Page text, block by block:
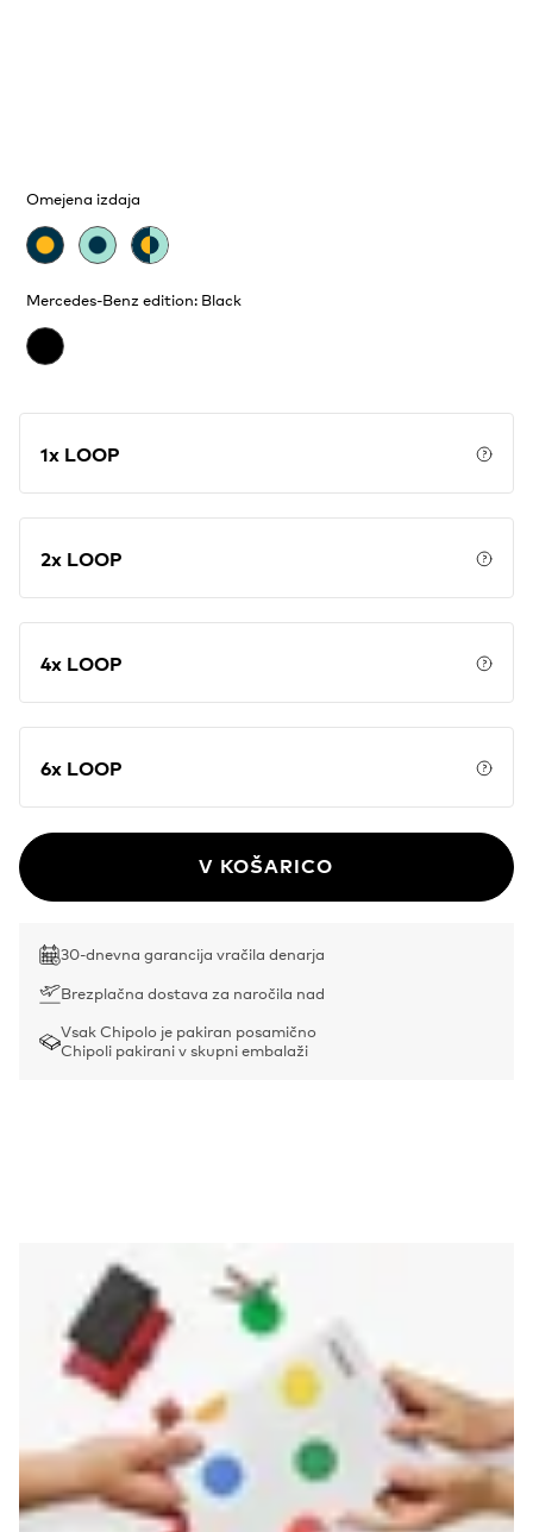
Omejena izdaja
Mercedes-Benz edition: Black
1x LOOP
2x LOOP
4x LOOP
6x LOOP
V KOŠARICO
30-dnevna garancija vračila denarja
Brezplačna dostava za naročila nad
Vsak Chipolo je pakiran posamično
Chipoli pakirani v skupni embalaži